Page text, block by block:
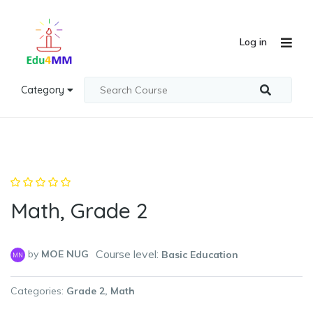
Category
Log in
Math, Grade 2
MN by MOE NUG Course level: Basic Education
Categories Grade 2 Math